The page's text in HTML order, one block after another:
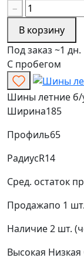
−
В корзину
Под заказ ~1 дн.
С пробегом
Шины летние б/
Ширина185
Профиль65
РадиусR14
Сред. остаток
Продажапо 1 шт.
Наличие2 шт.
Высокая Низкая